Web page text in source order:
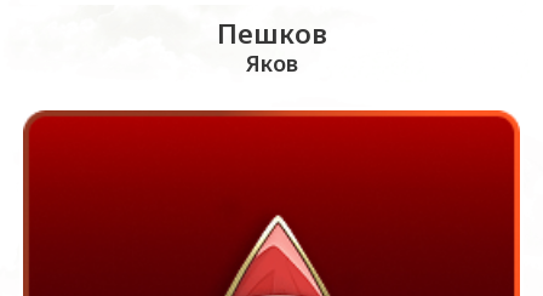
Пешков
Яков